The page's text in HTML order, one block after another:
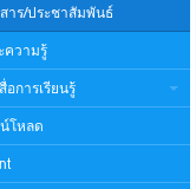
าร/ประชาสัมพันธ์
ความรู้
อการเรียนรู้
โหลด